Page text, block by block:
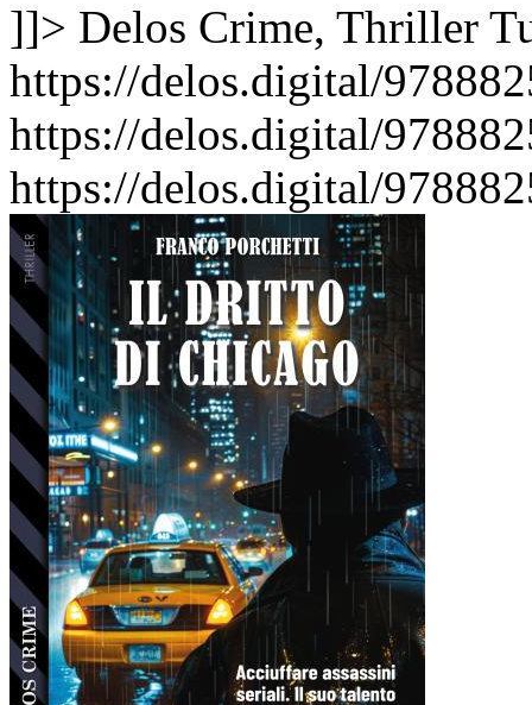
]]> Delos Crime, Thriller
https://delos.digital/
https://delos.digital/
https://delos.digital/